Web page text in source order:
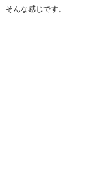
そんな感じです。